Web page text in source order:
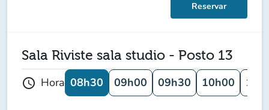
Reservar
Sala Riviste sala studio - Posto 13
schedule Hora 08h30 09h00 09h30 10h00